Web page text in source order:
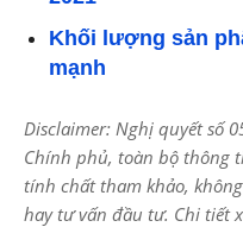
Khối lượng sản
mạnh
Disclaimer: Nghị quyết số
Chính phủ, toàn bộ thông
tính chất tham khảo,
hay tư vấn đầu tư. Chi tiết